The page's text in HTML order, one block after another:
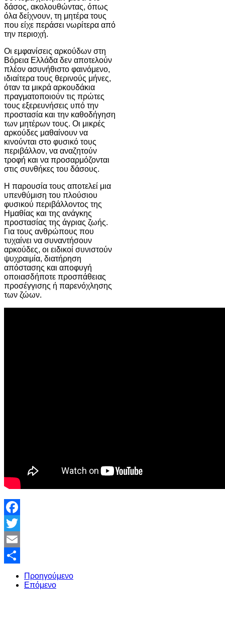
δάσος, ακολουθώντας, όπως
όλα δείχνουν, τη μητέρα τους
που είχε περάσει νωρίτερα από
την περιοχή.
Οι εμφανίσεις αρκούδων στη
Βόρεια Ελλάδα δεν αποτελούν
πλέον ασυνήθιστο φαινόμενο,
ιδιαίτερα τους θερινούς μήνες,
όταν τα μικρά αρκουδάκια
πραγματοποιούν τις πρώτες
τους εξερευνήσεις υπό την
προστασία και την καθοδήγηση
των μητέρων τους. Οι μικρές
αρκούδες μαθαίνουν να
κινούνται στο φυσικό τους
περιβάλλον, να αναζητούν
τροφή και να προσαρμόζονται
στις συνθήκες του δάσους.
Η παρουσία τους αποτελεί μια
υπενθύμιση του πλούσιου
φυσικού περιβάλλοντος της
Ημαθίας και της ανάγκης
προστασίας της άγριας ζωής.
Για τους ανθρώπους που
τυχαίνει να συναντήσουν
αρκούδες, οι ειδικοί συνιστούν
ψυχραιμία, διατήρηση
απόστασης και αποφυγή
οποιασδήποτε προσπάθειας
προσέγγισης ή παρενόχλησης
των ζώων.
Facebook
Twitter
Email
Share
Προηγούμενο
Επόμενο